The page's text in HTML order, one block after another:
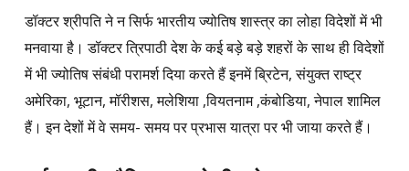
डॉक्टर श्रीपति ने न सिर्फ भारतीय ज्योतिष शास्त्र का लोहा विदेशों में भी
मनवाया है। डॉक्टर त्रिपाठी देश के कई बड़े बड़े शहरों के साथ ही विदेशों
में भी ज्योतिष संबंधी परामर्श दिया करते हैं इनमें ब्रिटेन, संयुक्त राष्ट्र
अमेरिका, भूटान, मॉरीशस, मलेशिया ,वियतनाम ,कंबोडिया, नेपाल शामिल
हैं। इन देशों में वे समय- समय पर प्रभास यात्रा पर भी जाया करते हैं।